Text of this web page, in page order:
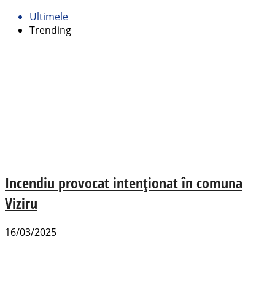
Ultimele
Trending
Incendiu provocat intenționat în comuna
Viziru
16/03/2025